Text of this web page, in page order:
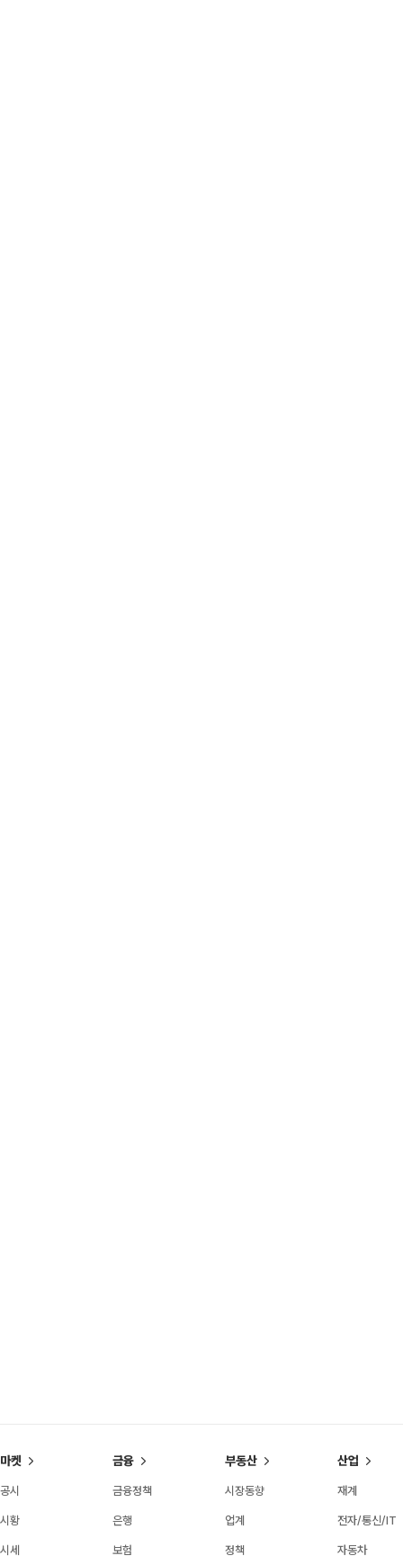
마켓
공시
시황
시세
금융
금융정책
은행
보험
부동산
시장동향
업계
정책
산업
재계
전자/통신/IT
자동차